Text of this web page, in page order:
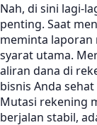
Nah, di sini lagi-
penting. Saat
meminta laporan
syarat utama.
aliran dana di
bisnis Anda
Mutasi rekening
berjalan stabil,